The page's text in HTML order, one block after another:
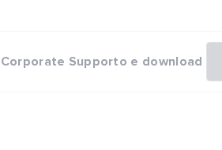
Corporate Supporto e download